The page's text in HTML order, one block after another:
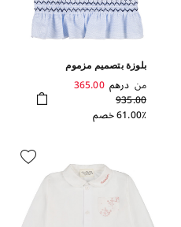
بلوزة بتصميم مزموم
من درهم 365.00
935.00
61.00٪ خصم